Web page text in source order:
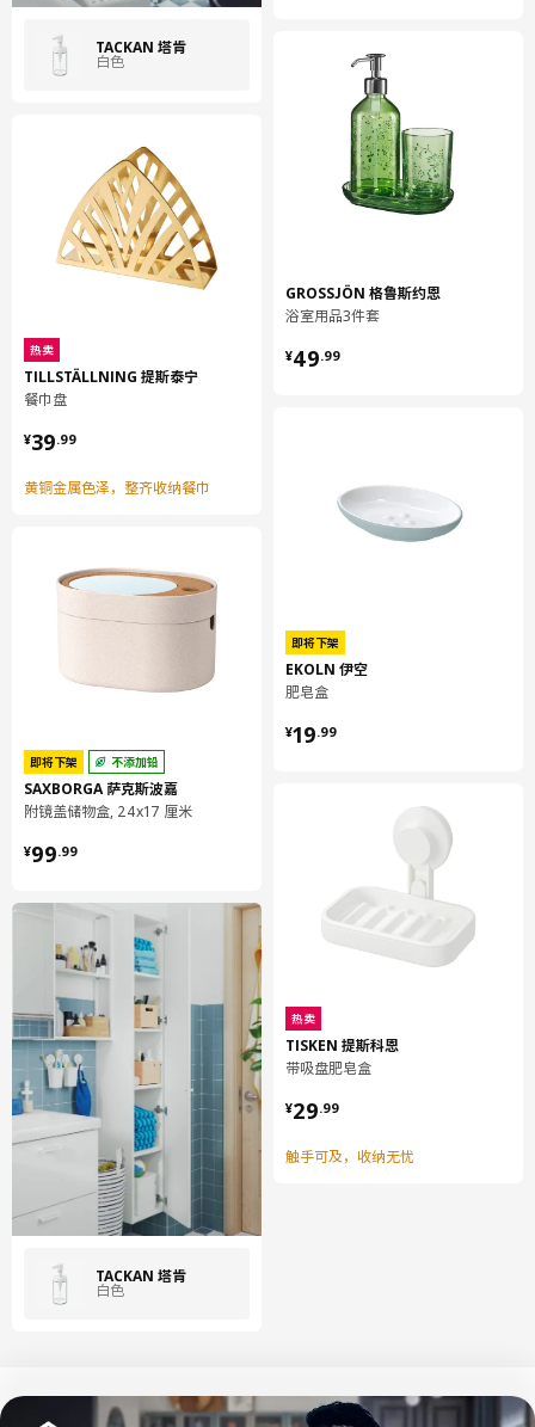
TACKAN 塔肯
白色
热卖
TILLSTÄLLNING 提斯泰宁
餐巾盘
¥39.99
¥ 39.99
黄铜金属色泽，整齐收纳餐巾
即将下架 不添加铅
SAXBORGA 萨克斯波嘉
附镜盖储物盒, 24x17 厘米
¥99.99
¥ 99.99
TACKAN 塔肯
白色
GROSSJÖN 格鲁斯约恩
浴室用品3件套
¥49.99
¥ 49.99
即将下架
EKOLN 伊空
肥皂盒
¥19.99
¥ 19.99
热卖
TISKEN 提斯科恩
带吸盘肥皂盒
¥29.99
¥ 29.99
触手可及，收纳无忧